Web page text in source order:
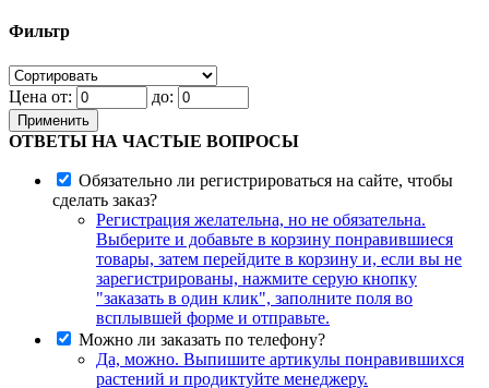
Фильтр
Цена от: до:
Применить
ОТВЕТЫ НА ЧАСТЫЕ ВОПРОСЫ
Обязательно ли регистрироваться на сайте, чтобы
сделать заказ?
Регистрация желательна, но не обязательна.
Выберите и добавьте в корзину понравившиеся
товары, затем перейдите в корзину и, если вы не
зарегистрированы, нажмите серую кнопку
"заказать в один клик", заполните поля во
всплывшей форме и отправьте.
Можно ли заказать по телефону?
Да, можно. Выпишите артикулы понравившихся
растений и продиктуйте менеджеру.